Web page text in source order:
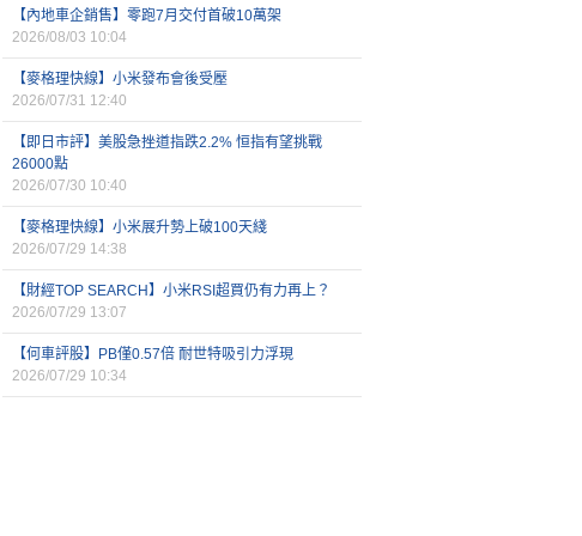
【內地車企銷售】零跑7月交付首破10萬架
2026/08/03 10:04
【麥格理快線】小米發布會後受壓
2026/07/31 12:40
【即日市評】美股急挫道指跌2.2% 恒指有望挑戰
26000點
2026/07/30 10:40
【麥格理快線】小米展升勢上破100天綫
2026/07/29 14:38
【財經TOP SEARCH】小米RSI超買仍有力再上？
2026/07/29 13:07
【何車評股】PB僅0.57倍 耐世特吸引力浮現
2026/07/29 10:34